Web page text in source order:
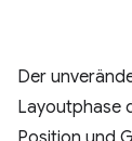
Der
Layoutphase